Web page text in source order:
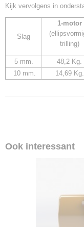
Kijk vervolgens in
Slag
1-motor
trilling)
5 mm. 48,2 Kg.
10 mm.
14,69 Kg.
Ook interessant